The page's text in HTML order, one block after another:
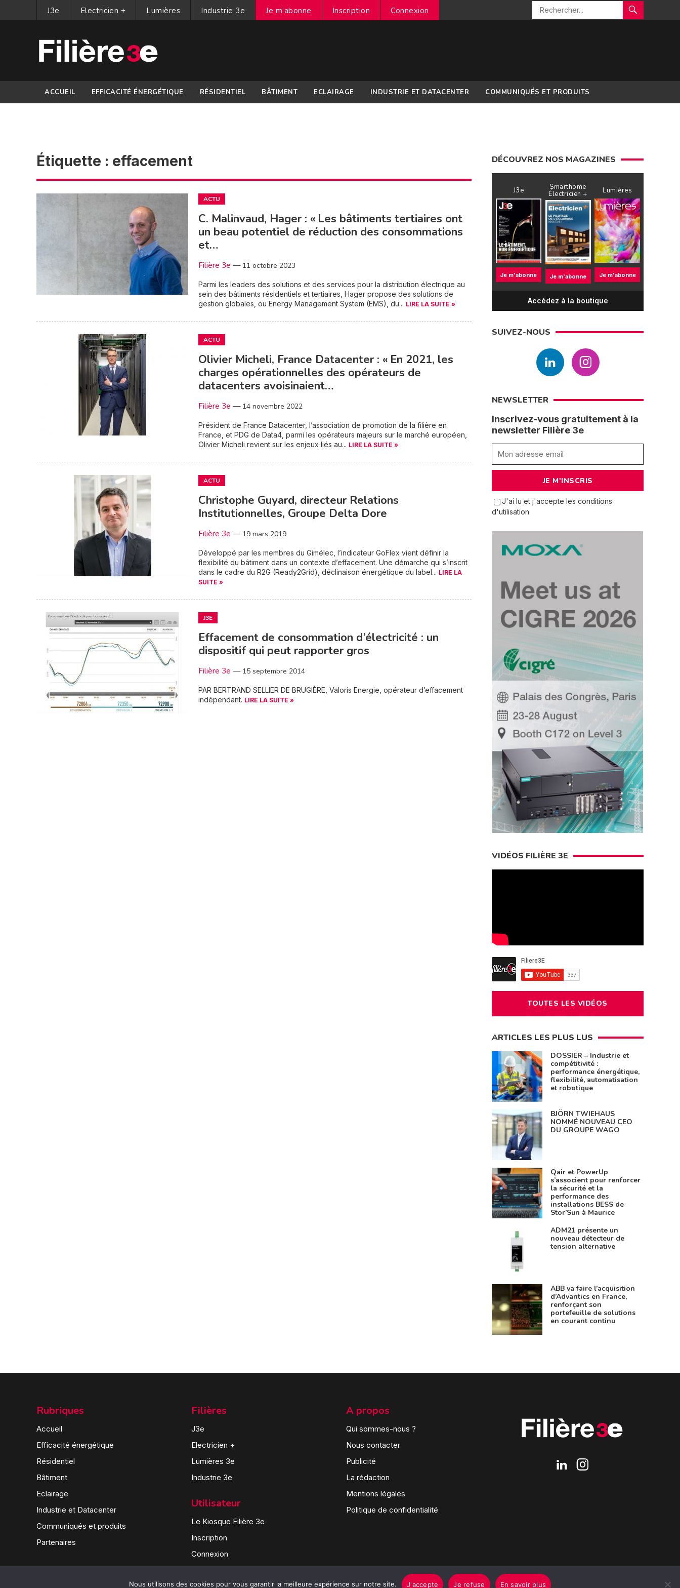
J3e Electricien + Lumières Industrie 3e Je m’abonne Inscription Connexion
ACCUEIL EFFICACITÉ ÉNERGÉTIQUE RÉSIDENTIEL BÂTIMENT ECLAIRAGE INDUSTRIE ET DATACENTER COMMUNIQUÉS ET PRODUITS
Étiquette : effacement
ACTU
C. Malinvaud, Hager : « Les bâtiments tertiaires ont
un beau potentiel de réduction des consommations
et…
Filière 3e — 11 octobre 2023
Parmi les leaders des solutions et des services pour la distribution électrique au
sein des bâtiments résidentiels et tertiaires, Hager propose des solutions de
gestion globales, ou Energy Management System (EMS), du... LIRE LA SUITE »
ACTU
Olivier Micheli, France Datacenter : « En 2021, les
charges opérationnelles des opérateurs de
datacenters avoisinaient…
Filière 3e — 14 novembre 2022
Président de France Datacenter, l’association de promotion de la filière en
France, et PDG de Data4, parmi les opérateurs majeurs sur le marché européen,
Olivier Micheli revient sur les enjeux liés au... LIRE LA SUITE »
ACTU
Christophe Guyard, directeur Relations
Institutionnelles, Groupe Delta Dore
Filière 3e — 19 mars 2019
Développé par les membres du Gimélec, l’indicateur GoFlex vient définir la
flexibilité du bâtiment dans un contexte d’effacement. Une démarche qui s’inscrit
dans le cadre du R2G (Ready2Grid), déclinaison énergétique du label... LIRE LA
SUITE »
J3E
Effacement de consommation d’électricité : un
dispositif qui peut rapporter gros
Filière 3e — 15 septembre 2014
PAR BERTRAND SELLIER DE BRUGIÈRE, Valoris Energie, opérateur d’effacement
indépendant. LIRE LA SUITE »
DÉCOUVREZ NOS MAGAZINES
J3e
Je m'abonne
Smarthome
Électricien +
Je m'abonne
Lumières
Je m'abonne
Accédez à la boutique
SUIVEZ-NOUS
NEWSLETTER
Inscrivez-vous gratuitement à la
newsletter Filière 3e
J'ai lu et j'accepte les conditions
d'utilisation
VIDÉOS FILIÈRE 3E
TOUTES LES VIDÉOS
ARTICLES LES PLUS LUS
DOSSIER – Industrie et
compétitivité :
performance énergétique,
flexibilité, automatisation
et robotique
BJÖRN TWIEHAUS
NOMMÉ NOUVEAU CEO
DU GROUPE WAGO
Qair et PowerUp
s’associent pour renforcer
la sécurité et la
performance des
installations BESS de
Stor’Sun à Maurice
ADM21 présente un
nouveau détecteur de
tension alternative
ABB va faire l’acquisition
d’Advantics en France,
renforçant son
portefeuille de solutions
en courant continu
Rubriques
Accueil
Efficacité énergétique
Résidentiel
Bâtiment
Eclairage
Industrie et Datacenter
Communiqués et produits
Partenaires
Filières
J3e
Electricien +
Lumières 3e
Industrie 3e
Utilisateur
Le Kiosque Filière 3e
Inscription
Connexion
A propos
Qui sommes-nous ?
Nous contacter
Publicité
La rédaction
Mentions légales
Politique de confidentialité
Nous utilisons des cookies pour vous garantir la meilleure expérience sur notre site. J'accepte Je refuse En savoir plus